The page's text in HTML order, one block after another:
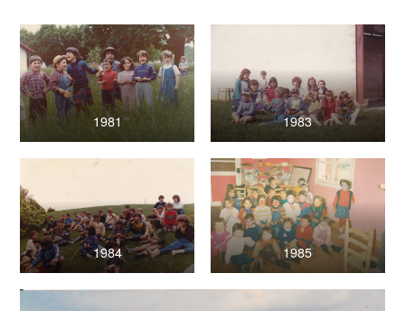
1981 1983
1984 1985